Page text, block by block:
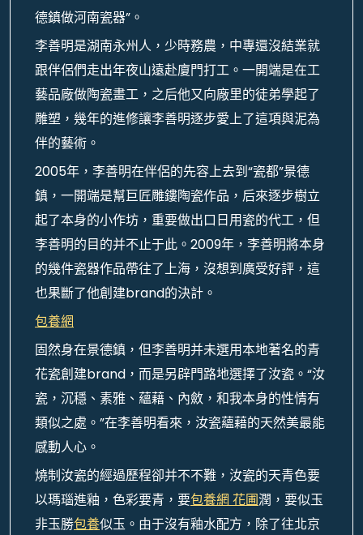
德鎮做河南瓷器”。
李善明是湖南永州人，少時務農，中專還沒結業就
跟伴侶們走出年夜山遠赴廈門打工。一開端是在工
藝品廠做陶瓷畫工，之后他又向廠里的徒弟學起了
雕塑，幾年的進修讓李善明逐步愛上了這項與泥為
伴的藝術。
2005年，李善明在伴侶的先容上去到“瓷都”景德
鎮，一開端是幫巨匠雕鏤陶瓷作品，后來逐步樹立
起了本身的小作坊，重要做出口日用瓷的代工，但
李善明的目的并不止于此。2009年，李善明將本身
的幾件瓷器作品帶往了上海，沒想到廣受好評，這
也果斷了他創建brand的決計。
包養網
固然身在景德鎮，但李善明并未選用本地著名的青
花瓷創建brand，而是另辟門路地選擇了汝瓷。“汝
瓷，沉穩、素雅、蘊藉、內斂，和我本身的性情有
類似之處。”在李善明看來，汝瓷蘊藉的天然美最能
感動人心。
燒制汝瓷的經過歷程卻并不不難，汝瓷的天青色要
以瑪瑙進釉，色彩要青，要包養網 花圃潤，要似玉
非玉勝包養似玉。由于沒有釉水配方，除了往北京